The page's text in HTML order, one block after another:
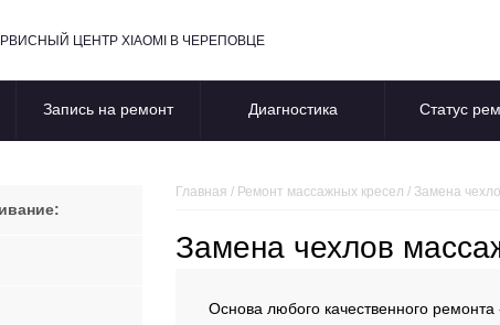
ЦЕНТР XIAOMI В ЧЕРЕПОВЦЕ
Запись на ремонт Диагностика Статус
Главная / Ремонт массажных кресел / Замена
Замена чехлов
Основа любого качественного